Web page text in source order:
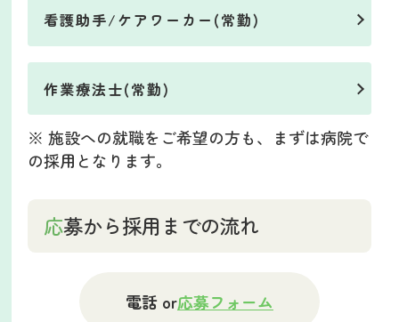
看護助手/ケアワーカー(常勤)
作業療法士(常勤)
※ 施設への就職をご希望の方も、まずは病院で
の採用となります。
応募から採用までの流れ
電話 or応募フォーム